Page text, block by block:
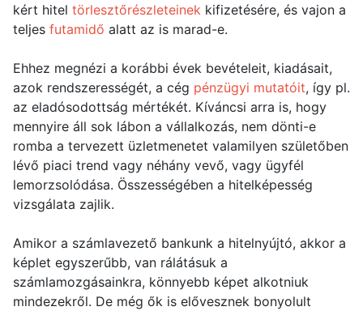
kért hitel törlesztőrészleteinek kifizetésére, és vajon a
teljes futamidő alatt az is marad-e.
Ehhez megnézi a korábbi évek bevételeit, kiadásait,
azok rendszerességét, a cég pénzügyi mutatóit, így pl.
az eladósodottság mértékét. Kíváncsi arra is, hogy
mennyire áll sok lábon a vállalkozás, nem dönti-e
romba a tervezett üzletmenetet valamilyen születőben
lévő piaci trend vagy néhány vevő, vagy ügyfél
lemorzsolódása. Összességében a hitelképesség
vizsgálata zajlik.
Amikor a számlavezető bankunk a hitelnyújtó, akkor a
képlet egyszerűbb, van rálátásuk a
számlamozgásainkra, könnyebb képet alkotniuk
mindezekről. De még ők is elővesznek bonyolult